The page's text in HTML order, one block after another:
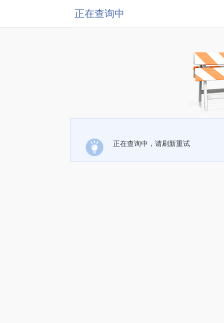
正在查询中
正在查询中，请刷新重试